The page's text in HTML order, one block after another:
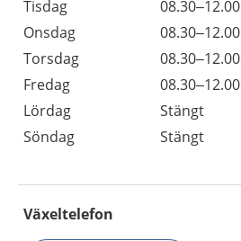
Tisdag
08.30–12.00
Onsdag
08.30–12.00
Torsdag
08.30–12.00
Fredag
08.30–12.00
Lördag
Stängt
Söndag
Stängt
Växeltelefon